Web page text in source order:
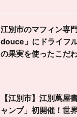
江別市のマフィン専
douce」にドライフ
の果実を使ったこだ
【江別市】江別蔦屋
ャンプ」初開催！世